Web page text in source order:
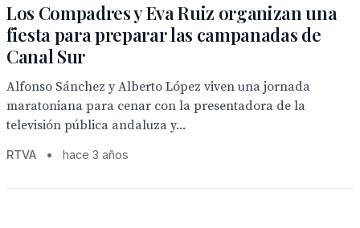
Los Compadres y Eva Ruiz organizan una
fiesta para preparar las campanadas de
Canal Sur
Alfonso Sánchez y Alberto López viven una jornada
maratoniana para cenar con la presentadora de la
televisión pública andaluza y...
RTVA • hace 3 años